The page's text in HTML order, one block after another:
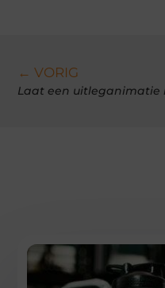
← VORIG
Laat een uitleganimatie